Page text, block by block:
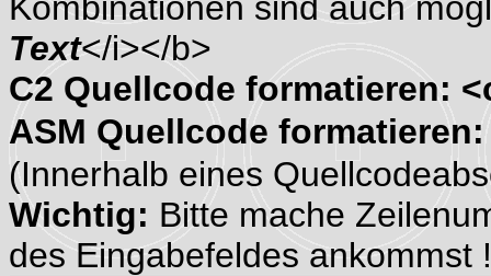
Text</i></b>
C2 Quellcode formatieren:
ASM Quellcode formatieren:
(Innerhalb eines
Wichtig: Bitte mache
des Eingabefeldes